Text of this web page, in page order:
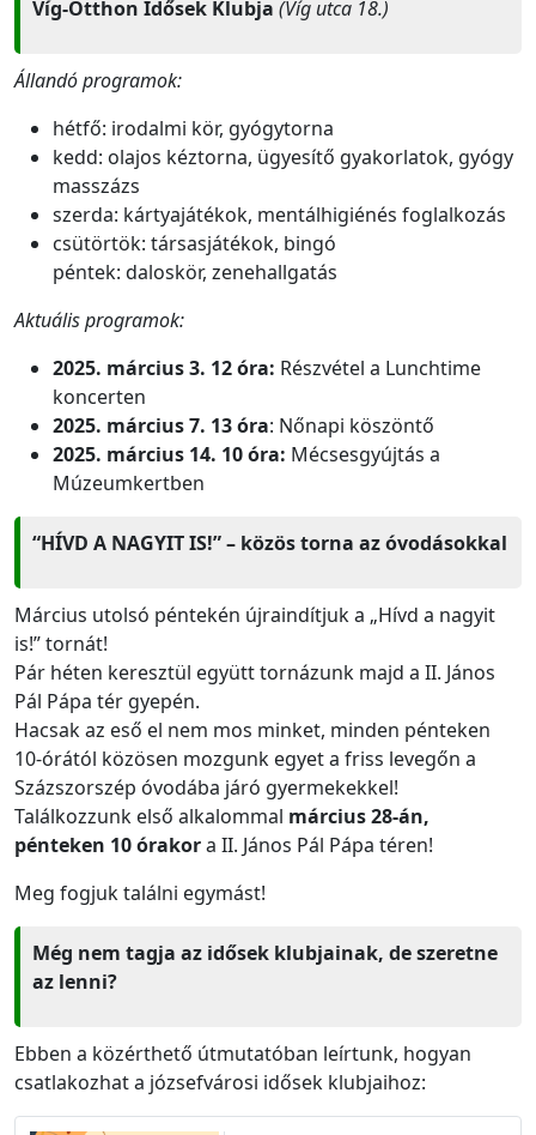
Víg-Otthon Idősek Klubja (Víg utca 18.)
Állandó programok:
hétfő: irodalmi kör, gyógytorna
kedd: olajos kéztorna, ügyesítő gyakorlatok, gyógy
masszázs
szerda: kártyajátékok, mentálhigiénés foglalkozás
csütörtök: társasjátékok, bingó
péntek: daloskör, zenehallgatás
Aktuális programok:
2025. március 3. 12 óra: Részvétel a Lunchtime
koncerten
2025. március 7. 13 óra: Nőnapi köszöntő
2025. március 14. 10 óra: Mécsesgyújtás a
Múzeumkertben
“HÍVD A NAGYIT IS!” – közös torna az óvodásokkal
Március utolsó péntekén újraindítjuk a „Hívd a nagyit
is!” tornát!
Pár héten keresztül együtt tornázunk majd a II. János
Pál Pápa tér gyepén.
Hacsak az eső el nem mos minket, minden pénteken
10-órától közösen mozgunk egyet a friss levegőn a
Százszorszép óvodába járó gyermekekkel!
Találkozzunk első alkalommal március 28-án,
pénteken 10 órakora II. János Pál Pápa téren!
Meg fogjuk találni egymást!
Még nem tagja az idősek klubjainak, de szeretne
az lenni?
Ebben a közérthető útmutatóban leírtunk, hogyan
csatlakozhat a józsefvárosi idősek klubjaihoz: